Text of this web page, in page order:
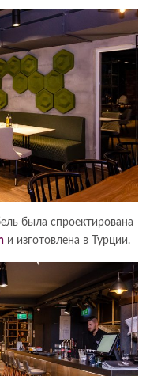
была спроектирована
и изготовлена в Турции.